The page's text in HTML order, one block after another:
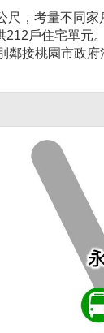
，考量不同
戶住宅單元。
鄰接桃園市政